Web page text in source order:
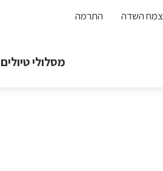
צמח השדה התרמה
מסלולי טיולים